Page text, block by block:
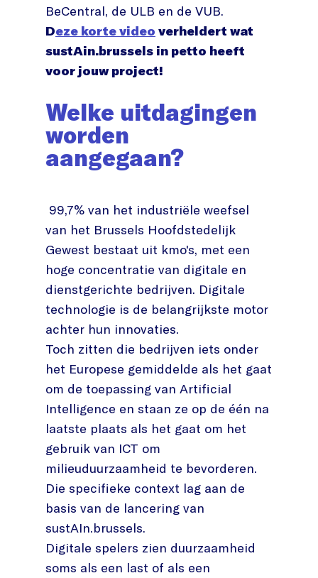
BeCentral, de ULB en de VUB.
Deze korte video verheldert wat
sustAin.brussels in petto heeft
voor jouw project!
Welke uitdagingen
worden
aangegaan?
99,7% van het industriële weefsel
van het Brussels Hoofdstedelijk
Gewest bestaat uit kmo's, met een
hoge concentratie van digitale en
dienstgerichte bedrijven. Digitale
technologie is de belangrijkste motor
achter hun innovaties.
Toch zitten die bedrijven iets onder
het Europese gemiddelde als het gaat
om de toepassing van Artificial
Intelligence en staan ze op de één na
laatste plaats als het gaat om het
gebruik van ICT om
milieuduurzaamheid te bevorderen.
Die specifieke context lag aan de
basis van de lancering van
sustAIn.brussels.
Digitale spelers zien duurzaamheid
soms als een last of als een